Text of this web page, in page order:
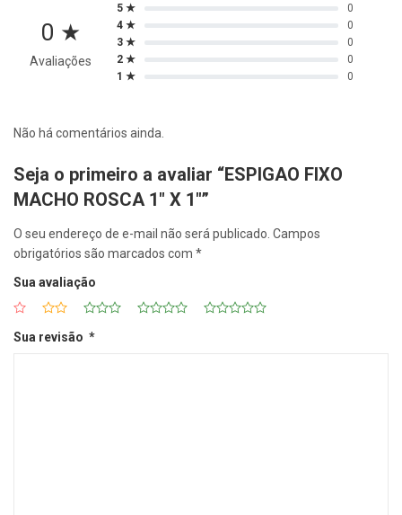
0 ★
Avaliações
5 ★
0
4 ★
0
3 ★
0
2 ★
0
1 ★
0
Não há comentários ainda.
Seja o primeiro a avaliar “ESPIGAO FIXO
MACHO ROSCA 1″ X 1″”
O seu endereço de e-mail não será publicado. Campos
obrigatórios são marcados com *
Sua avaliação
Sua revisão *